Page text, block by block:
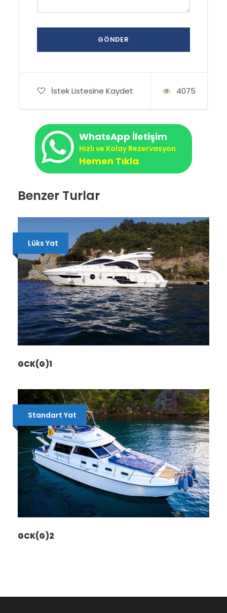
İstek Listesine Kaydet 4075
WhatsApp İletişim
Hızlı ve Kolay Rezervasyon
Hemen Tıkla
Benzer Turlar
Lüks Yat
GCK(G)1
Standart Yat
GCK(G)2